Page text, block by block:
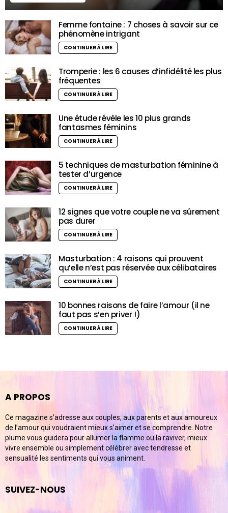
Femme fontaine : 7 choses à savoir sur ce
phénomène intrigant
CONTINUER À LIRE
Tromperie : les 6 causes d’infidélité les plus
fréquentes
CONTINUER À LIRE
Une étude révèle les 10 plus grands
fantasmes féminins
CONTINUER À LIRE
5 techniques de masturbation féminine à
tester d’urgence
CONTINUER À LIRE
12 signes que votre couple ne va sûrement
pas durer
CONTINUER À LIRE
Masturbation : 4 raisons qui prouvent
qu’elle n’est pas réservée aux célibataires
CONTINUER À LIRE
10 bonnes raisons de faire l’amour (il ne
faut pas s’en priver !)
CONTINUER À LIRE
A PROPOS
Ce magazine s’adresse aux couples, aux parents et aux amoureux
de l’amour qui voudraient mieux s’aimer et se comprendre. Notre
plume vous guidera pour allumer la flamme ou la raviver, mieux
vivre ensemble ou simplement célébrer avec tendresse et
sensualité les sentiments qui vous animent.
SUIVEZ-NOUS